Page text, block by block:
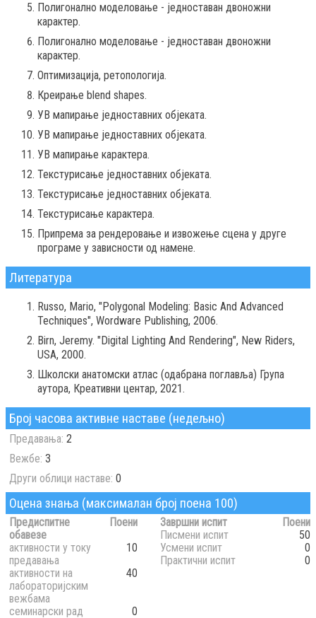
Полигонално моделовање - једноставан двоножни
карактер.
Полигонално моделовање - једноставан двоножни
карактер.
Оптимизација, ретопологија.
Креирање blend shapes.
УВ мапирање једноставних објеката.
УВ мапирање једноставних објеката.
УВ мапирање карактера.
Текстурисање једноставних објеката.
Текстурисање једноставних објеката.
Текстурисање карактера.
Припрема за рендеровање и извожење сцена у друге
програме у зависности од намене.
Литература
Russo, Mario, "Polygonal Modeling: Basic And Advanced
Techniques", Wordware Publishing, 2006.
Birn, Jeremy. "Digital Lighting And Rendering", New Riders,
USA, 2000.
Школски анатомски атлас (одабрана поглавља) Група
аутора, Креативни центар, 2021.
Број часова активне наставе (недељно)
Предавања: 2
Вежбе: 3
Други облици наставе: 0
Оцена знања (максималан број поена 100)
Предиспитне
обавезе
Поени
активности у току
предавања
10
активности на
лабораторијским
вежбама
40
семинарски рад
0
Завршни испит
Поени
Писмени испит
50
Усмени испит
0
Практични испит
0